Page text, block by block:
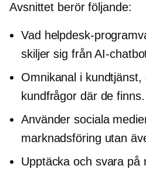
Avsnittet berör följande:
Vad helpdesk-
skiljer sig frånAI-
Omnikanal i kundtjänst,
kundfrågor där de finns.
Använder sociala
marknadsföring utan
Upptäcka och svara på